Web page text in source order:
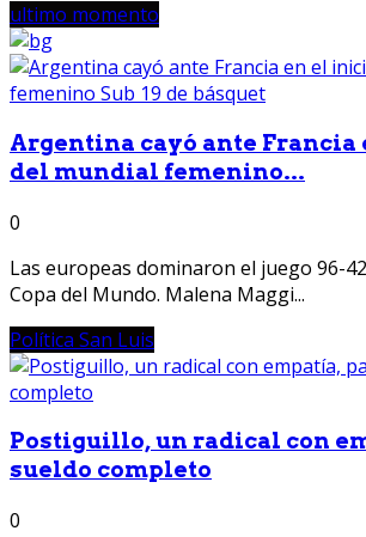
ultimo momento
Argentina cayó ante
del mundial femenino...
0
Las europeas dominaron el juego 96-
Copa del Mundo. Malena Maggi...
Política San Luis
Postiguillo, un radical con
sueldo completo
0